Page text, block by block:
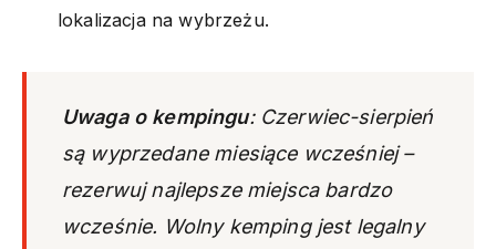
lokalizacja na wybrzeżu.
Uwaga o kempingu: Czerwiec-sierpień
są wyprzedane miesiące wcześniej–
rezerwuj najlepsze miejsca bardzo
wcześnie. Wolny kemping jest legalny